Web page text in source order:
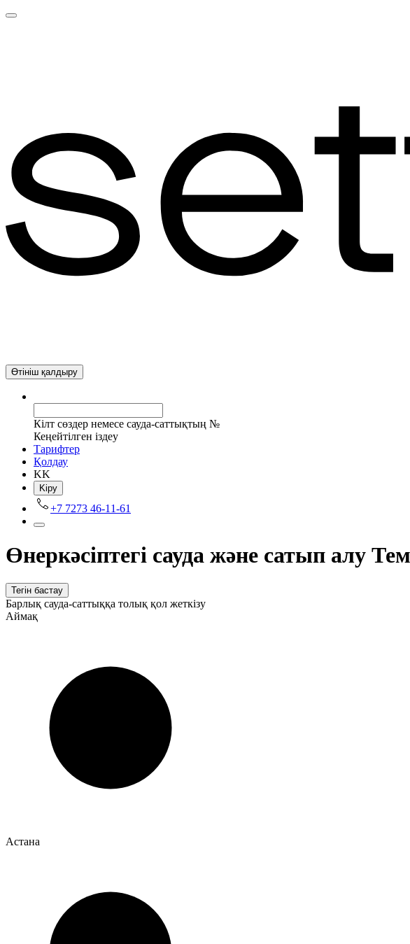
Өтініш қалдыру
Кілт сөздер немесе сауда-саттықтың №
Кеңейтілген іздеу
Tарифтер
Қолдау
KK
Kіру
+7 7273 46-11-61
Өнеркәсіптегі сауда және сатып алу
Тегін бастау
Барлық сауда-саттыққа толық қол жеткізу
Аймақ
Астана